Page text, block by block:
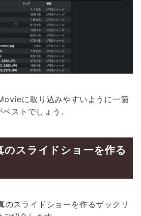
に取り込みやすいように一箇
ストでしょう。
スライドショーを作る
スライドショーを作るザックリ